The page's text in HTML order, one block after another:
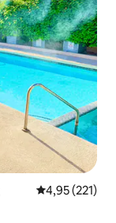
Μέση
4,95 (221)